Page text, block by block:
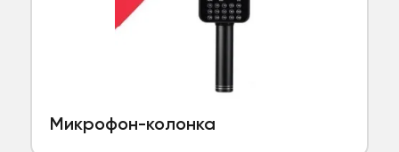
Микрофон-колонка